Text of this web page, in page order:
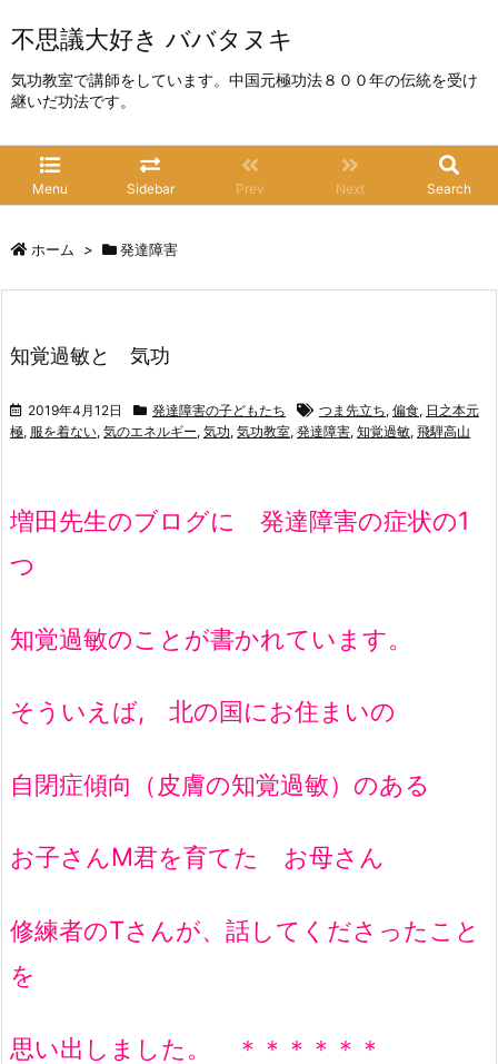
不思議大好き ババタヌキ
気功教室で講師をしています。中国元極功法８００年の伝統を受け
継いだ功法です。
Menu Sidebar Prev Next Search
ホーム > 発達障害
知覚過敏と 気功
2019年4月12日 発達障害の子どもたち つま先立ち, 偏食, 日之本元
極, 服を着ない, 気のエネルギー, 気功, 気功教室, 発達障害, 知覚過敏, 飛騨高山
増田先生のブログに 発達障害の症状の1
つ
知覚過敏のことが書かれています。
そういえば, 北の国にお住まいの
自閉症傾向（皮膚の知覚過敏）のある
お子さんM君を育てた お母さん
修練者のTさんが、話してくださったこと
を
思い出しました。 ＊＊＊＊＊＊